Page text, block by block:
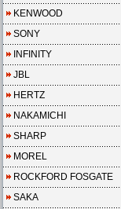
KENWOOD
SONY
INFINITY
JBL
HERTZ
NAKAMICHI
SHARP
MOREL
ROCKFORD FOSGATE
SAKA